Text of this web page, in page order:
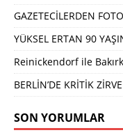
GAZETECİLERDEN
YÜKSEL ERTAN 90
Reinickendorf ile
BERLİN’DE KRİTİK ZİRVE
SON YORUMLAR